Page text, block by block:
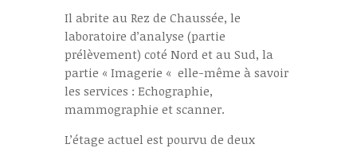
Il abrite au Rez de Chaussée, le
laboratoire d’analyse (partie
prélèvement) coté Nord et au Sud, la
partie « Imagerie « elle-même à savoir
les services : Echographie,
mammographie et scanner.
L’étage actuel est pourvu de deux